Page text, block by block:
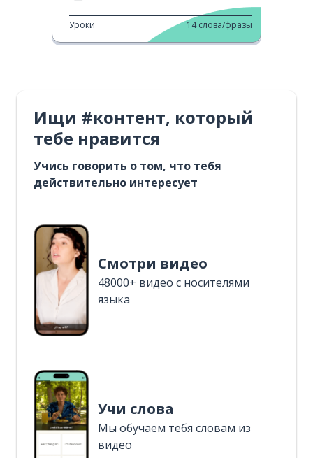
Уроки 14 слова/фразы
Ищи #контент, который
тебе нравится
Учись говорить о том, что тебя
действительно интересует
Смотри видео
48000+ видео с носителями
языка
Учи слова
Мы обучаем тебя словам из
видео